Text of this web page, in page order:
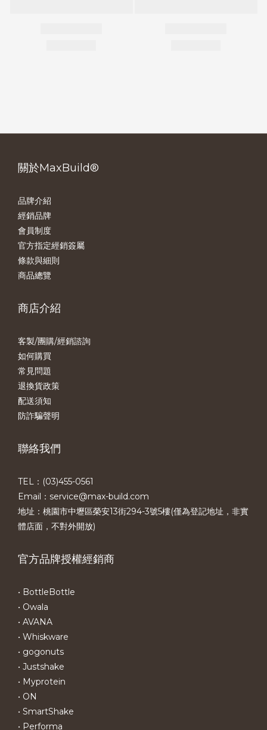
關於MaxBuild®
品牌介紹
經銷品牌
會員制度
官方指定經銷簽屬
條款與細則
商品總覽
商店介紹
客製/團購/經銷諮詢
如何購買
常見問題
退換貨政策
配送須知
防詐騙聲明
聯絡我們
TEL：(03)455-0561​
Email：service@max-build.com
地址：桃園市中壢區榮安13街294-3號5樓(僅為登記地址，非實
體店面，不對外開放)
官方品牌授權經銷商
• BottleBottle
• Owala
• AVANA
• Whiskware
• gogonuts
• Justshake
• Myprotein
• ON
• SmartShake
• Performa